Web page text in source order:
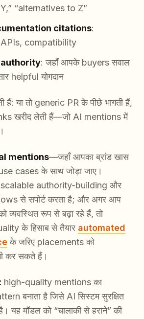
“alternatives to Z”
citations:
compatibility
: जहाँ आपके buyers सवाल
helpful योगदान
हैं: या तो generic PR के पीछे भागती हैं,
खरीद लेती हैं—जो AI mentions में
mentions—जहाँ आपका ब्रांड खास
cases के साथ जोड़ा जाए।
authority-building और
से सपोर्ट करता है; और अगर आप
व्यवस्थित रूप से बढ़ा रहे हैं, तो
के हिसाब से तैयार automated
के जरिए placements को
कर सकते हैं।
high-quality mentions का
बनाता है जिसे AI सिस्टम सुरक्षित
यह मॉडल को “चालाकी से हराने” की